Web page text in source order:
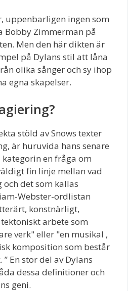
uppenbarligen ingen som
Bobby Zimmerman på
Men den här dikten är
på Dylans stil att låna
olika sånger och sy ihop
egna skapelser.
stöld av Snows texter
är huruvida hans senare
en fråga om
fin linje mellan vad
det som kallas
Webster-ordlistan
konstnärligt,
arbete som
verk" eller "en musikal ,
komposition som består
En stor del av Dylans
dessa definitioner och
geni.